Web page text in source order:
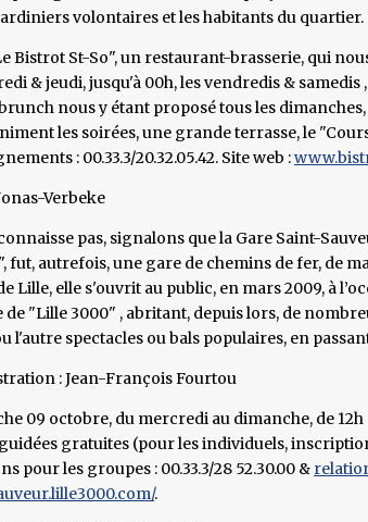
volontaires et les habitants du quartier.
Bistrot St-So", un restaurant-brasserie, qui
& jeudi, jusqu'à 00h, les vendredis & samedis
nous y étant proposé tous les
les soirées, une grande terrasse, le
: 00.33.3/20.32.05.42. Site web :
Verbeke
pas, signalons que la Gare Saint-
fut, autrefois, une gare de chemins de fer, de
Lille, elle s'ouvrit au public, en mars 2009, à
"Lille 3000" , abritant, depuis lors, de
l'autre spectacles ou bals populaires, en
: Jean-François Fourtou
09 octobre, du mercredi au dimanche, de 12h
gratuites (pour les individuels,
pour les groupes : 00.33.3/28 52.30.00 &
.